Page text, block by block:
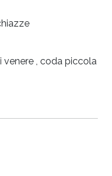
venere , coda piccola